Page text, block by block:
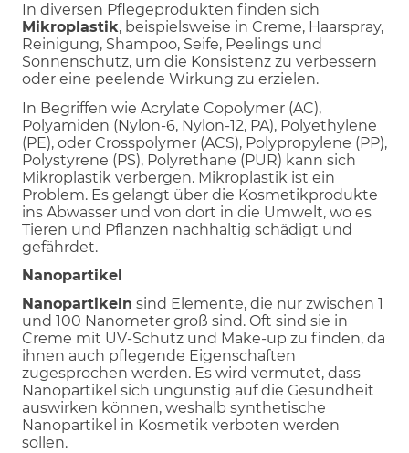
In diversen Pflegeprodukten finden sich
Mikroplastik, beispielsweise in Creme, Haarspray,
Reinigung, Shampoo, Seife, Peelings und
Sonnenschutz, um die Konsistenz zu verbessern
oder eine peelende Wirkung zu erzielen.
In Begriffen wie Acrylate Copolymer (AC),
Polyamiden (Nylon-6, Nylon-12, PA), Polyethylene
(PE), oder Crosspolymer (ACS), Polypropylene (PP),
Polystyrene (PS), Polyrethane (PUR) kann sich
Mikroplastik verbergen. Mikroplastik ist ein
Problem. Es gelangt über die Kosmetikprodukte
ins Abwasser und von dort in die Umwelt, wo es
Tieren und Pflanzen nachhaltig schädigt und
gefährdet.
Nanopartikel
Nanopartikeln sind Elemente, die nur zwischen 1
und 100 Nanometer groß sind. Oft sind sie in
Creme mit UV-Schutz und Make-up zu finden, da
ihnen auch pflegende Eigenschaften
zugesprochen werden. Es wird vermutet, dass
Nanopartikel sich ungünstig auf die Gesundheit
auswirken können, weshalb synthetische
Nanopartikel in Kosmetik verboten werden
sollen.